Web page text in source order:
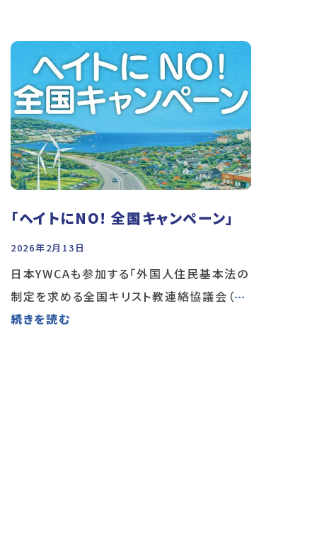
「ヘイトにNO! 全国キャンペーン」
2026年2月13日
日本YWCAも参加する「外国人住民基本法の
制定を求める全国キリスト教連絡協議会（…
続きを読む